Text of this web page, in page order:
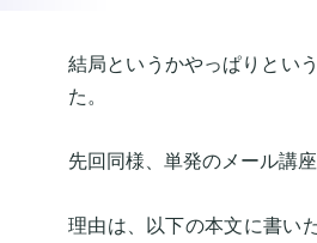
結局というかやっぱりとい
た。
先回同様、単発のメール講
理由は、以下の本文に書い